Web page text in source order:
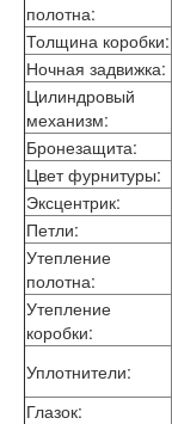
полотна:
Толщина коробки:
Ночная задвижка:
Цилиндровый
механизм:
Бронезащита:
Цвет фурнитуры:
Эксцентрик:
Петли:
Утепление
полотна:
Утепление
коробки:
Уплотнители:
Глазок: